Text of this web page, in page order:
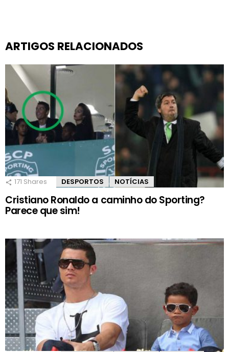
ARTIGOS RELACIONADOS
171 Shares DESPORTOS NOTÍCIAS
Cristiano Ronaldo a caminho do Sporting?
Parece que sim!